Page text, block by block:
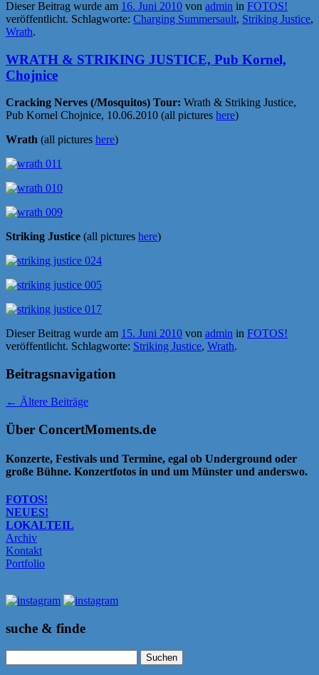
Dieser Beitrag wurde am 16. Juni 2010 von admin in FOTOS!
veröffentlicht. Schlagworte: Charging Summersault, Striking Justice,
Wrath.
WRATH & STRIKING JUSTICE, Pub Kornel,
Chojnice
Cracking Nerves (/Mosquitos) Tour: Wrath & Striking Justice,
Pub Kornel Chojnice, 10.06.2010 (all pictures here)
Wrath (all pictures here)
Striking Justice (all pictures here)
Dieser Beitrag wurde am 15. Juni 2010 von admin in FOTOS!
veröffentlicht. Schlagworte: Striking Justice, Wrath.
Beitragsnavigation
← Ältere Beiträge
Über ConcertMoments.de
Konzerte, Festivals und Termine, egal ob Underground oder
große Bühne. Konzertfotos in und um Münster und anderswo.
FOTOS!
NEUES!
LOKALTEIL
Archiv
Kontakt
Portfolio
suche & finde
nach: